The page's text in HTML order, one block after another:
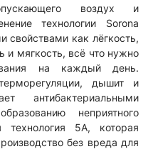
воздух и
технологии Sorona
свойствами как лёгкость,
и мягкость, всё что нужно
на каждый день.
дышит и
антибактериальными
неприятного
технология 5А, которая
без вреда для